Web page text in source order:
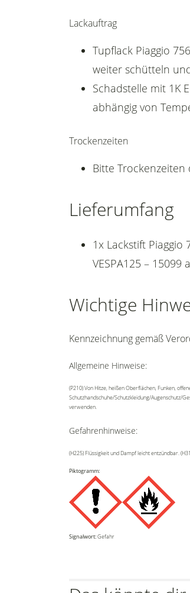
Lackauftrag
Tupflack Piaggio
weiter schütteln
Schadstelle mit 1K
abhängig von
Trockenzeiten
Bitte
Lieferumfang
1x Lackstift Piaggio
VESPA125 – 15099
Wichtige
Kennzeichnung gemäß
Allgemeine Hinweise:
(P210) Von Hitze, heißen Oberflächen, Funken,
Schutzhandschuhe/Schutzkleidung/Augenschutz/
verwenden.
Gefahrenhinweise:
(H225) Flüssigkeit und Dampf leicht entzündbar.
Piktogramm:
Signalwort:Gefahr